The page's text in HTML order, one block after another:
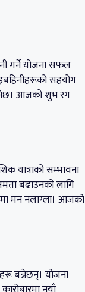
गर्ने योजना सफल
सहयोग
आजको शुभ रंग
यात्राको सम्भावना
बढाउनको लागि
मन नलाग्ला। आजको
बन्नेछन्। योजना